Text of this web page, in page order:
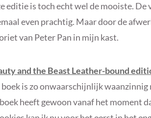
editie is toch echt wel de mooiste.
even prachtig. Maar door de
van Peter Pan in mijn kast.
and the Beast Leather-bound
is zo onwaarschijnlijk
heeft gewoon vanaf het moment